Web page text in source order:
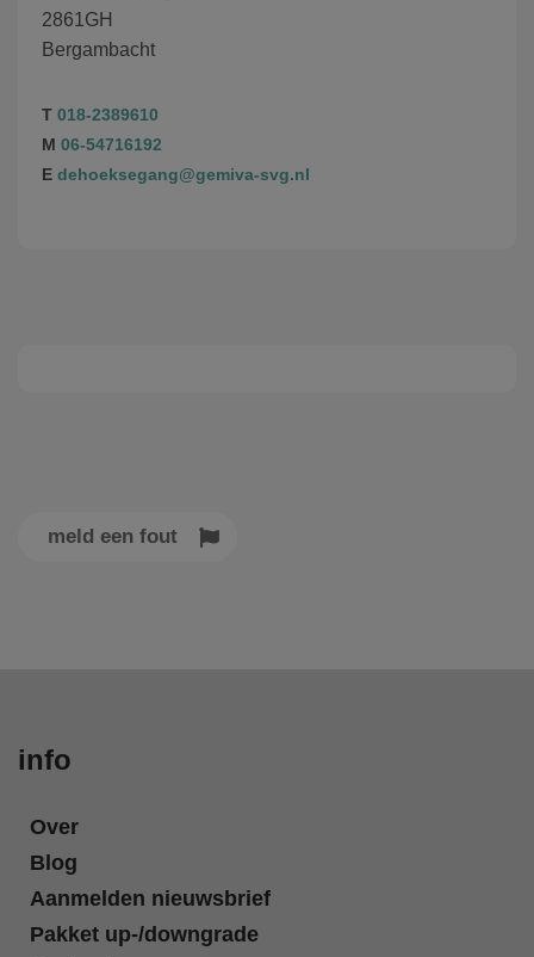
2861GH
Bergambacht
T 018-2389610
M 06-54716192
E dehoeksegang@gemiva-svg.nl
meld een fout
info
Over
Blog
Aanmelden nieuwsbrief
Pakket up-/downgrade